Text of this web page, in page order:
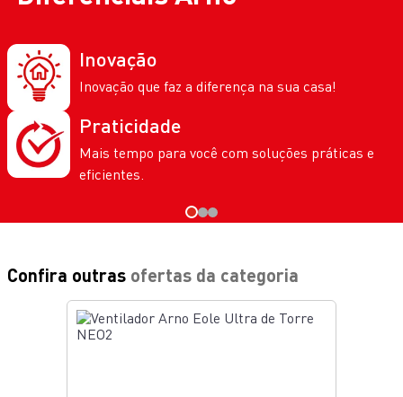
Inovação
Inovação que faz a diferença na sua casa!
Praticidade
Mais tempo para você com soluções práticas e
eficientes.
Confira outras ofertas da categoria